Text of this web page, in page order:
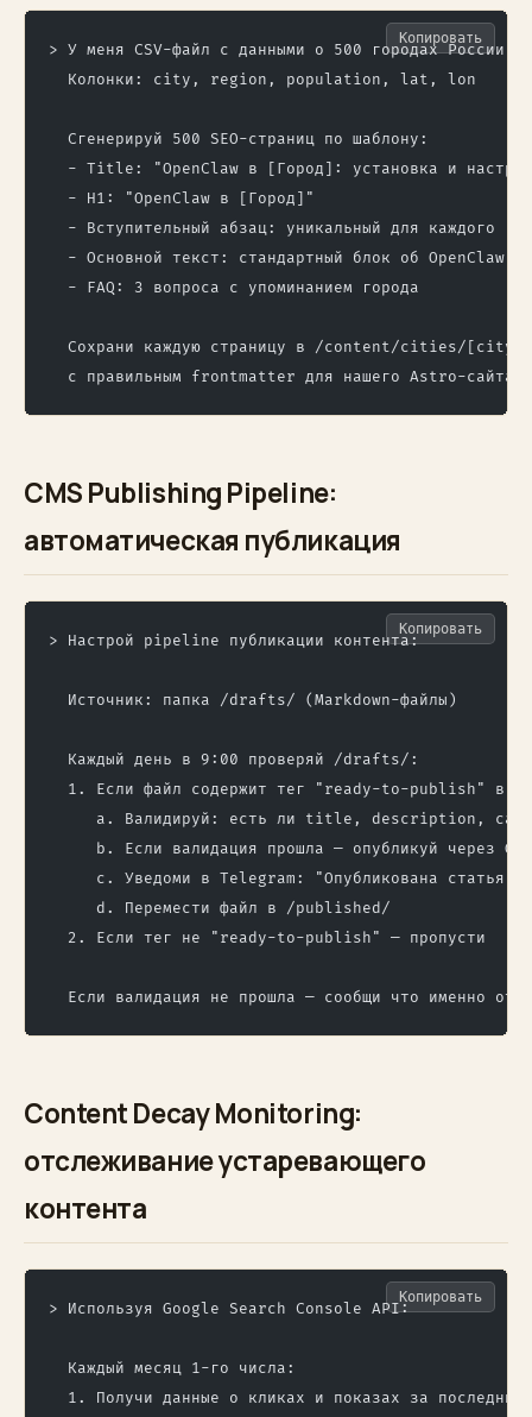
> У меня CSV-файл с данными о 500 городах
  Колонки: city, region, population, lat, lon
  Сгенерируй 500 SEO-страниц по шаблону:
- Title: "OpenClaw в [Город]: установка и
  - H1: "OpenClaw в [Город]"
- Вступительный абзац: уникальный для каждого
- Основной текст: стандартный блок об OpenClaw
  - FAQ: 3 вопроса с упоминанием города
Сохрани каждую страницу в /content/cities/[city-
  с правильным frontmatter для нашего Astro-сайта.
Копировать
CMS Publishing Pipeline:
автоматическая публикация
> Настрой pipeline публикации контента:
  Источник: папка /drafts/ (Markdown-файлы)
  Каждый день в 9:00 проверяй /drafts/:
1. Если файл содержит тег "ready-to-publish" в
a. Валидируй: есть ли title, description,
b. Если валидация прошла — опубликуй через
c. Уведоми в Telegram: "Опубликована статья:
     d. Перемести файл в /published/
  2. Если тег не "ready-to-publish" — пропусти
Если валидация не прошла — сообщи что именно
Копировать
Content Decay Monitoring:
отслеживание устаревающего
контента
> Используя Google Search Console API:
  Каждый месяц 1-го числа:
1. Получи данные о кликах и показах за
Копировать